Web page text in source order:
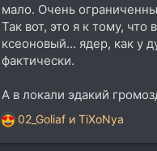
мало. Очень
Так вот, это я к тому,
ксеоновый... ядер, как у
фактически.
А в локали эдакий
Р
е
02_Goliaf и TiXoNya